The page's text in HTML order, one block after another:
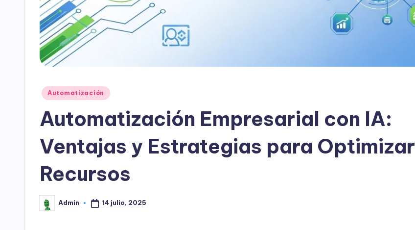
Publicado
Automatización
Automatización Empresarial con IA:
Ventajas y Estrategias para Optimizar
Recursos
Publicado
por
Admin 14 julio, 2025